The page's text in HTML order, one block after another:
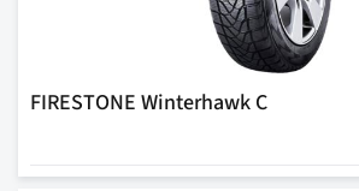
FIRESTONE Winterhawk C